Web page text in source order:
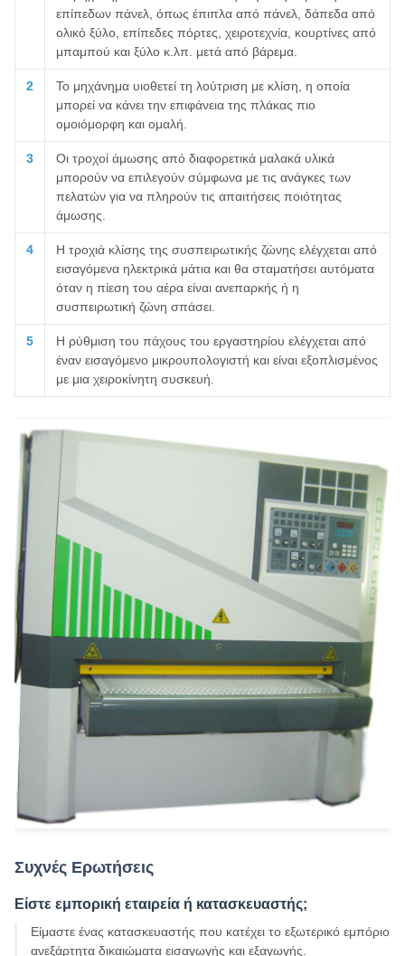
επίπεδων πάνελ, όπως έπιπλα από πάνελ, δάπεδα από
ολικό ξύλο, επίπεδες πόρτες, χειροτεχνία, κουρτίνες από
μπαμπού και ξύλο κ.λπ. μετά από βάρεμα.
2
Το μηχάνημα υιοθετεί τη λούτριση με κλίση, η οποία
μπορεί να κάνει την επιφάνεια της πλάκας πιο
ομοιόμορφη και ομαλή.
3
Οι τροχοί άμωσης από διαφορετικά μαλακά υλικά
μπορούν να επιλεγούν σύμφωνα με τις ανάγκες των
πελατών για να πληρούν τις απαιτήσεις ποιότητας
άμωσης.
4
Η τροχιά κλίσης της συσπειρωτικής ζώνης ελέγχεται από
εισαγόμενα ηλεκτρικά μάτια και θα σταματήσει αυτόματα
όταν η πίεση του αέρα είναι ανεπαρκής ή η
συσπειρωτική ζώνη σπάσει.
5
Η ρύθμιση του πάχους του εργαστηρίου ελέγχεται από
έναν εισαγόμενο μικρουπολογιστή και είναι εξοπλισμένος
με μια χειροκίνητη συσκευή.
Συχνές Ερωτήσεις
Είστε εμπορική εταιρεία ή κατασκευαστής;
Είμαστε ένας κατασκευαστής που κατέχει το εξωτερικό εμπόριο
ανεξάρτητα δικαιώματα εισαγωγής και εξαγωγής.